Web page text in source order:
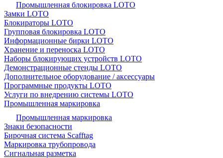
Промышленная блокировка LOTO
Замки LOTO
Блокираторы LOTO
Групповая блокировка LOTO
Информационные бирки LOTO
Хранение и переноска LOTO
Наборы блокирующих устройств LOTO
Демонстрационные стенды LOTO
Дополнительное оборудование / аксессуары
Программные продукты LOTO
Услуги по внедрению системы LOTO
Промышленная маркировка
Промышленная маркировка
Знаки безопасности
Бирочная система Scafftag
Маркировка трубопровода
Сигнальная разметка